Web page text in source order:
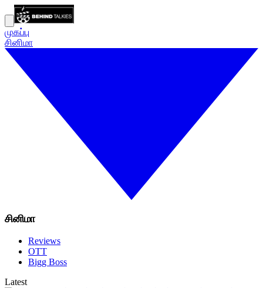
முகப்பு
சினிமா
சினிமா
Reviews
OTT
Bigg Boss
Latest